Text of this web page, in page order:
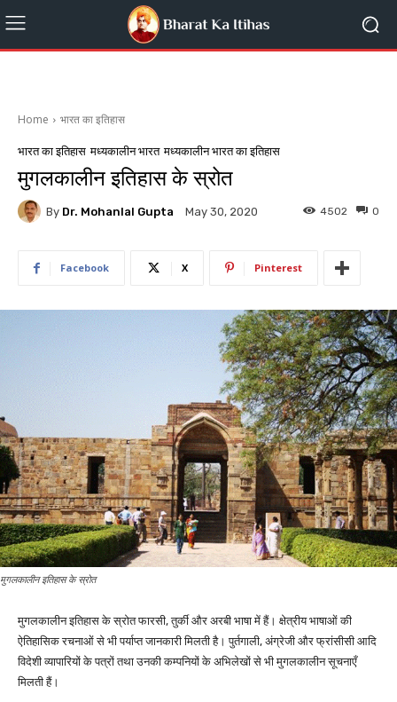
Home भारत का इतिहास
भारत का इतिहास मध्यकालीन भारत मध्यकालीन भारत का इतिहास
मुगलकालीन इतिहास के स्रोत
By Dr. Mohanlal Gupta May 30, 2020 0
4502
Facebook X Pinterest
मुगलकालीन इतिहास के स्रोत
मुगलकालीन इतिहास के स्रोत फारसी, तुर्की और अरबी भाषा में हैं। क्षेत्रीय भाषाओं की
ऐतिहासिक रचनाओं से भी पर्याप्त जानकारी मिलती है। पुर्तगाली, अंग्रेजी और फ्रांसीसी आदि
विदेशी व्यापारियों के पत्रों तथा उनकी कम्पनियों के अभिलेखों से भी मुगलकालीन सूचनाएँ
मिलती हैं।